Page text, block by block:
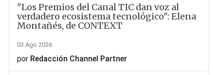
"Los Premios del Canal TIC dan voz al
verdadero ecosistema tecnológico": Elena
Montañés, de CONTEXT
03 Ago 2026
por Redacción Channel Partner